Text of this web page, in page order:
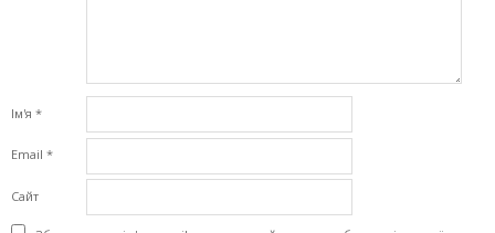
Ім'я *
Email *
Сайт